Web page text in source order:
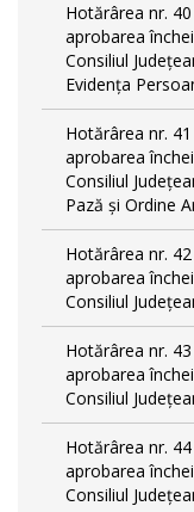
Hotărârea nr.
aprobarea
Consiliul
Evidența
Hotărârea nr.
aprobarea
Consiliul
Pază și Ordine
Hotărârea nr.
aprobarea
Consiliul
Hotărârea nr.
aprobarea
Consiliul
Hotărârea nr.
aprobarea
Consiliul